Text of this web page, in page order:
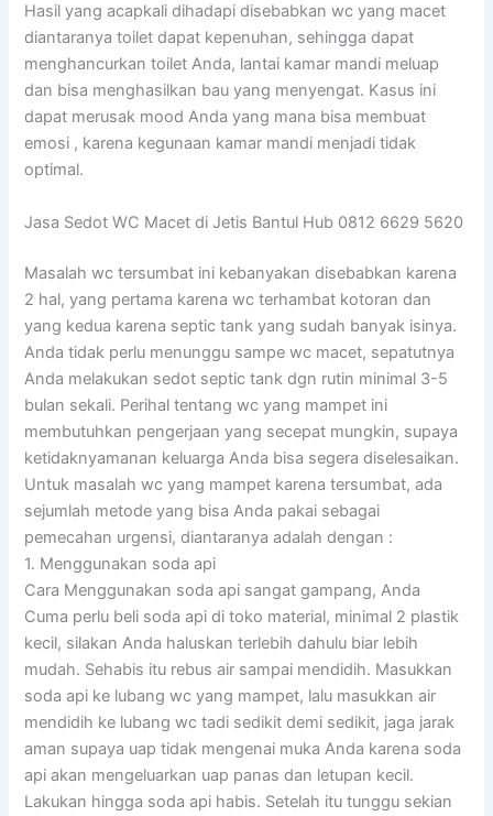
Hasil yang acapkali dihadapi disebabkan wc yang macet
diantaranya toilet dapat kepenuhan, sehingga dapat
menghancurkan toilet Anda, lantai kamar mandi meluap
dan bisa menghasilkan bau yang menyengat. Kasus ini
dapat merusak mood Anda yang mana bisa membuat
emosi , karena kegunaan kamar mandi menjadi tidak
optimal.
Jasa Sedot WC Macet di Jetis Bantul Hub 0812 6629 5620
Masalah wc tersumbat ini kebanyakan disebabkan karena
2 hal, yang pertama karena wc terhambat kotoran dan
yang kedua karena septic tank yang sudah banyak isinya.
Anda tidak perlu menunggu sampe wc macet, sepatutnya
Anda melakukan sedot septic tank dgn rutin minimal 3-5
bulan sekali. Perihal tentang wc yang mampet ini
membutuhkan pengerjaan yang secepat mungkin, supaya
ketidaknyamanan keluarga Anda bisa segera diselesaikan.
Untuk masalah wc yang mampet karena tersumbat, ada
sejumlah metode yang bisa Anda pakai sebagai
pemecahan urgensi, diantaranya adalah dengan :
1. Menggunakan soda api
Cara Menggunakan soda api sangat gampang, Anda
Cuma perlu beli soda api di toko material, minimal 2 plastik
kecil, silakan Anda haluskan terlebih dahulu biar lebih
mudah. Sehabis itu rebus air sampai mendidih. Masukkan
soda api ke lubang wc yang mampet, lalu masukkan air
mendidih ke lubang wc tadi sedikit demi sedikit, jaga jarak
aman supaya uap tidak mengenai muka Anda karena soda
api akan mengeluarkan uap panas dan letupan kecil.
Lakukan hingga soda api habis. Setelah itu tunggu sekian